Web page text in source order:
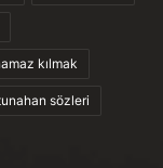
kılmak
sözleri